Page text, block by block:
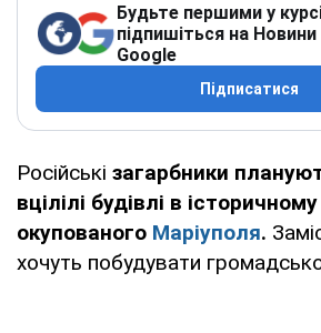
Будьте першими у
підпишіться на Новини
Google
Підписатися
Російські загарбники
вцілілі будівлі в
окупованого Маріуполя.
хочуть побудувати